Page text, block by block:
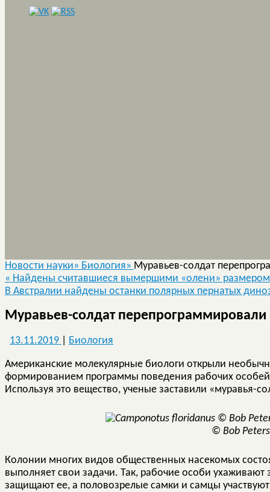
Новости науки» Биология» Муравьев-солдат
« Найдены считавшиеся вымершими «олени» размером
В Австралии найдены останки полярных пернатых
Муравьев-солдат перепрограммировали
13.11.2019 Биология
Американские молекулярные биологи открыли
формированием программы поведения рабочих
Используя это вещество, ученые заставили «муравья-
© Bob
Колонии многих видов общественных насекомых
выполняет свои задачи. Так, рабочие особи
защищают ее, а половозрелые самки и самцы